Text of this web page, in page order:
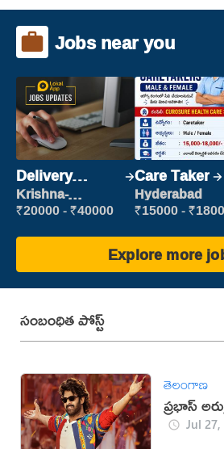
Jobs near you
Delivery
Executive
Krishna-
vijayawada
₹20000 - ₹40000
Care Taker
Hyderabad
₹15000 -
Explore more
సంబంధిత పోస్ట్
తెలంగాణ
ప్రభాస్
Jul 27,